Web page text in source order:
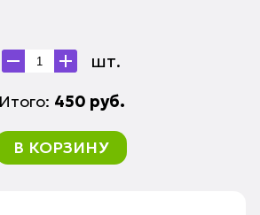
шт.
Итого: 450 руб.
В КОРЗИНУ